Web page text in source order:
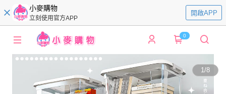
小麥購物
立刻使用官方APP
開啟APP
0
1/8